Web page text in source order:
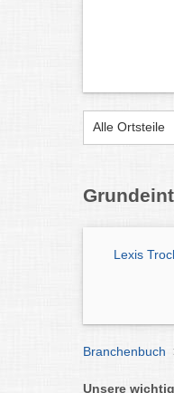
Alle Ortsteile
Lexis
Branchenbuch
Unsere